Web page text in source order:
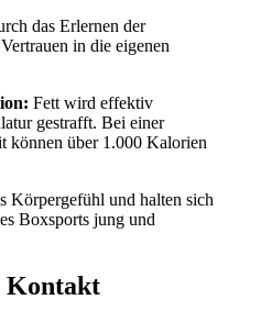
das Erlernen der
in die eigenen
Fett wird effektiv
gestrafft. Bei einer
können über 1.000 Kalorien
Körpergefühl und halten sich
Boxsports jung und
Kontakt